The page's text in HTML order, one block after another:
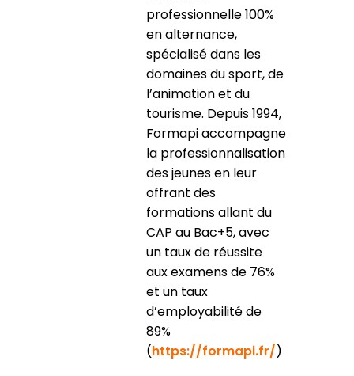
professionnelle 100%
en alternance,
spécialisé dans les
domaines du sport, de
l’animation et du
tourisme. Depuis 1994,
Formapi accompagne
la professionnalisation
des jeunes en leur
offrant des
formations allant du
CAP au Bac+5, avec
un taux de réussite
aux examens de 76%
et un taux
d’employabilité de
89%
(https://formapi.fr/)